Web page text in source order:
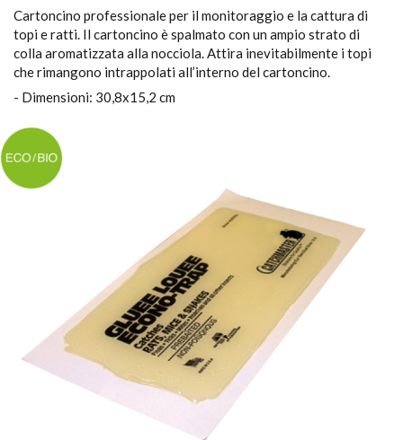
Cartoncino professionale per il monitoraggio e la cattura di
topi e ratti. Il cartoncino è spalmato con un ampio strato di
colla aromatizzata alla nocciola. Attira inevitabilmente i topi
che rimangono intrappolati all’interno del cartoncino.
- Dimensioni: 30,8x15,2 cm